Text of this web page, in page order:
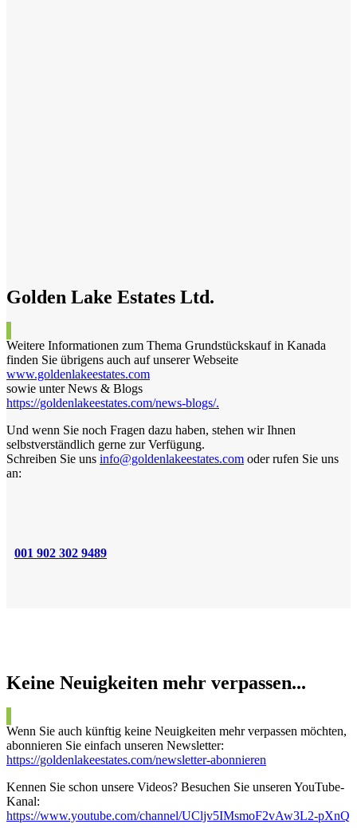
Golden Lake Estates Ltd.
Weitere Informationen zum Thema Grundstückskauf in Kanada
finden Sie übrigens auch auf unserer Webseite
www.goldenlakeestates.com
sowie unter News & Blogs
https://goldenlakeestates.com/news-blogs/.
Und wenn Sie noch Fragen dazu haben, stehen wir Ihnen
selbstverständlich gerne zur Verfügung.
Schreiben Sie uns info@goldenlakeestates.com oder rufen Sie uns
an:
001 902 302 9489
Keine Neuigkeiten mehr verpassen...
Wenn Sie auch künftig keine Neuigkeiten mehr verpassen möchten,
abonnieren Sie einfach unseren Newsletter:
https://goldenlakeestates.com/newsletter-abonnieren
Kennen Sie schon unsere Videos? Besuchen Sie unseren YouTube-
Kanal:
https://www.youtube.com/channel/UCljv5IMsmoF2vAw3L2-pXnQ